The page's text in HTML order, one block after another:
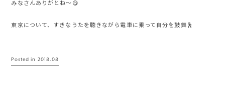
みなさんありがとね〜😋
東京について、すきなうたを聴きながら電車に乗って自分を鼓舞🕺
Posted in 2018.08